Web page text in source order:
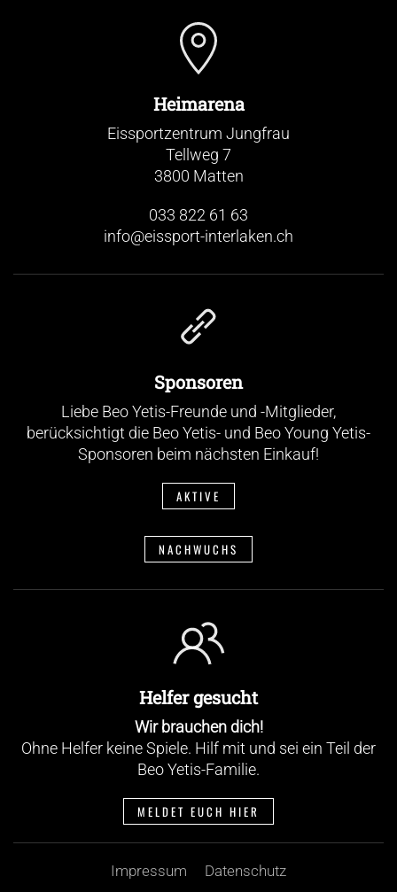
Heimarena
Eissportzentrum Jungfrau
Tellweg 7
3800 Matten
033 822 61 63
info@eissport-interlaken.ch
Sponsoren
Liebe Beo Yetis-Freunde und -Mitglieder,
berücksichtigt die Beo Yetis- und Beo Young Yetis-
Sponsoren beim nächsten Einkauf!
AKTIVE
NACHWUCHS
Helfer gesucht
Wir brauchen dich!
Ohne Helfer keine Spiele. Hilf mit und sei ein Teil der
Beo Yetis-Familie.
MELDET EUCH HIER
Impressum Datenschutz